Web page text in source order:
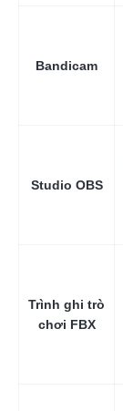
Bandicam
Studio OBS
Trình ghi trò
chơi FBX